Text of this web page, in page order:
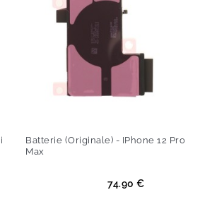
Batterie (Originale) - IPhone 12 Pro
Max
74.90 €